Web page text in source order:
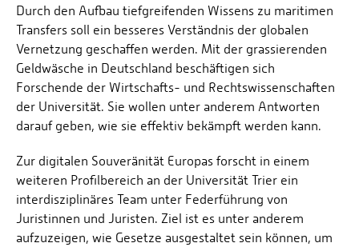
Durch den Aufbau tiefgreifenden Wissens zu maritimen
Transfers soll ein besseres Verständnis der globalen
Vernetzung geschaffen werden. Mit der grassierenden
Geldwäsche in Deutschland beschäftigen sich
Forschende der Wirtschafts- und Rechtswissenschaften
der Universität. Sie wollen unter anderem Antworten
darauf geben, wie sie effektiv bekämpft werden kann.
Zur digitalen Souveränität Europas forscht in einem
weiteren Profilbereich an der Universität Trier ein
interdisziplinäres Team unter Federführung von
Juristinnen und Juristen. Ziel ist es unter anderem
aufzuzeigen, wie Gesetze ausgestaltet sein können, um